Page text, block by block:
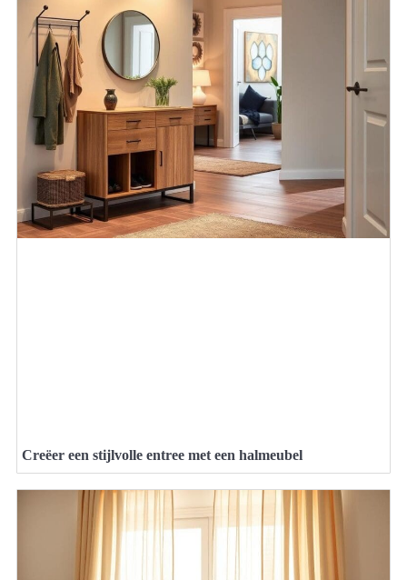
Creëer een stijlvolle entree met een halmeubel